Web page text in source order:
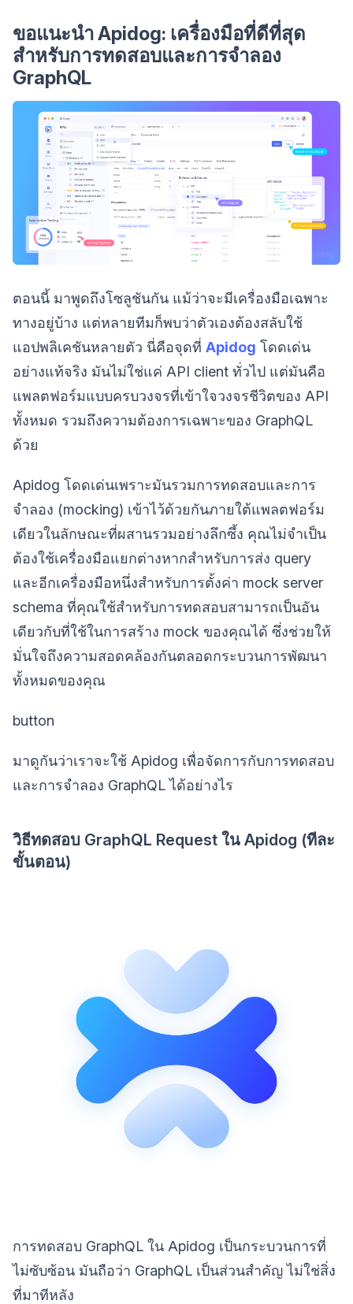
ขอแนะนำ Apidog: เครื่องมือที่ดีที่สุด
สำหรับการทดสอบและการจำลอง
GraphQL
ตอนนี้ มาพูดถึงโซลูชันกัน แม้ว่าจะมีเครื่องมือเฉพาะ
ทางอยู่บ้าง แต่หลายทีมก็พบว่าตัวเองต้องสลับใช้
แอปพลิเคชันหลายตัว นี่คือจุดที่ Apidog โดดเด่น
อย่างแท้จริง มันไม่ใช่แค่ API client ทั่วไป แต่มันคือ
แพลตฟอร์มแบบครบวงจรที่เข้าใจวงจรชีวิตของ API
ทั้งหมด รวมถึงความต้องการเฉพาะของ GraphQL
ด้วย
Apidog โดดเด่นเพราะมันรวมการทดสอบและการ
จำลอง (mocking) เข้าไว้ด้วยกันภายใต้แพลตฟอร์ม
เดียวในลักษณะที่ผสานรวมอย่างลึกซึ้ง คุณไม่จำเป็น
ต้องใช้เครื่องมือแยกต่างหากสำหรับการส่ง query
และอีกเครื่องมือหนึ่งสำหรับการตั้งค่า mock server
schema ที่คุณใช้สำหรับการทดสอบสามารถเป็นอัน
เดียวกับที่ใช้ในการสร้าง mock ของคุณได้ ซึ่งช่วยให้
มั่นใจถึงความสอดคล้องกันตลอดกระบวนการพัฒนา
ทั้งหมดของคุณ
button
มาดูกันว่าเราจะใช้ Apidog เพื่อจัดการกับการทดสอบ
และการจำลอง GraphQL ได้อย่างไร
วิธีทดสอบ GraphQL Request ใน Apidog (ทีละ
ขั้นตอน)
การทดสอบ GraphQL ใน Apidog เป็นกระบวนการที่
ไม่ซับซ้อน มันถือว่า GraphQL เป็นส่วนสำคัญ ไม่ใช่สิ่ง
ที่มาทีหลัง